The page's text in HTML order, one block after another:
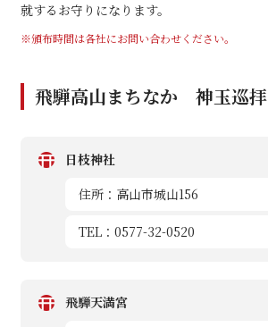
就するお守りになります。
※頒布時間は各社にお問い合わせください。
飛騨高山まちなか 神玉巡拝
日枝神社
住所：高山市城山156
TEL：0577-32-0520
飛騨天満宮